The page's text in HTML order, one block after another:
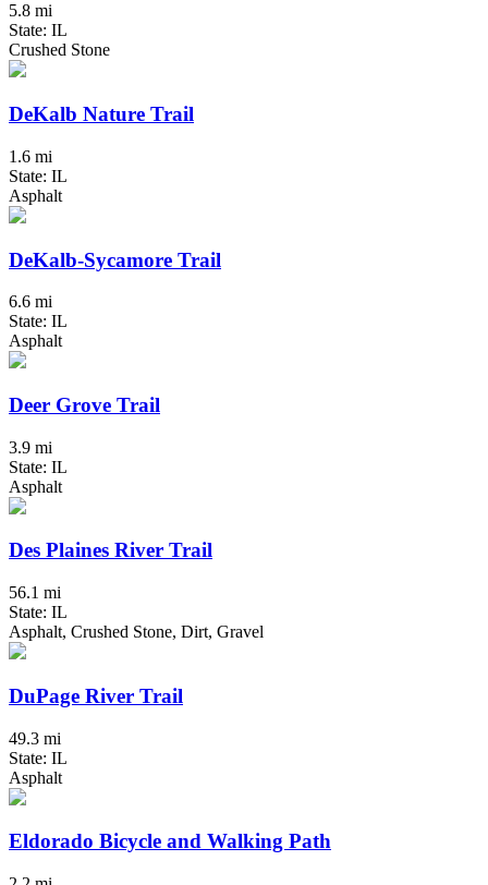
5.8 mi
State: IL
Crushed Stone
DeKalb Nature Trail
1.6 mi
State: IL
Asphalt
DeKalb-Sycamore Trail
6.6 mi
State: IL
Asphalt
Deer Grove Trail
3.9 mi
State: IL
Asphalt
Des Plaines River Trail
56.1 mi
State: IL
Asphalt, Crushed Stone, Dirt, Gravel
DuPage River Trail
49.3 mi
State: IL
Asphalt
Eldorado Bicycle and Walking Path